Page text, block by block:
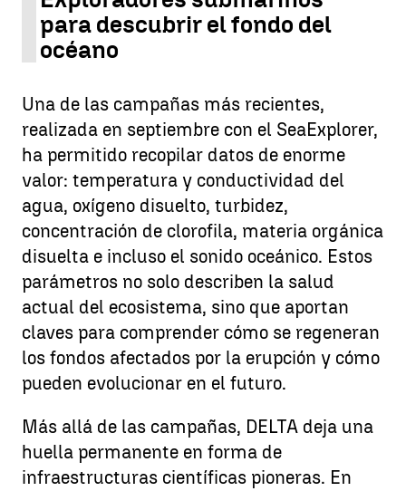
para descubrir el fondo del
océano
Una de las campañas más recientes,
realizada en septiembre con el SeaExplorer,
ha permitido recopilar datos de enorme
valor: temperatura y conductividad del
agua, oxígeno disuelto, turbidez,
concentración de clorofila, materia orgánica
disuelta e incluso el sonido oceánico. Estos
parámetros no solo describen la salud
actual del ecosistema, sino que aportan
claves para comprender cómo se regeneran
los fondos afectados por la erupción y cómo
pueden evolucionar en el futuro.
Más allá de las campañas, DELTA deja una
huella permanente en forma de
infraestructuras científicas pioneras. En